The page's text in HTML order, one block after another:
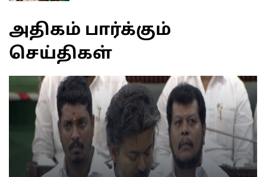
அதிகம் பார்க்கும்
செய்திகள்